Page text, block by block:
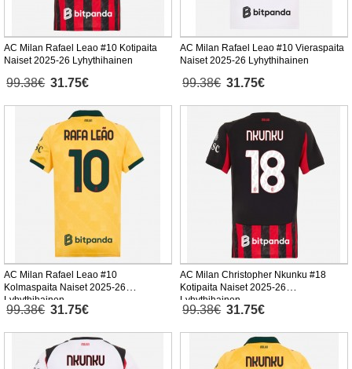
AC Milan Rafael Leao #10 Kotipaita
Naiset 2025-26 Lyhythihainen
99.38€ 31.75€
AC Milan Rafael Leao #10 Vieraspaita
Naiset 2025-26 Lyhythihainen
99.38€ 31.75€
AC Milan Rafael Leao #10
Kolmaspaita Naiset 2025-26
Lyhythihainen
99.38€ 31.75€
AC Milan Christopher Nkunku #18
Kotipaita Naiset 2025-26
Lyhythihainen
99.38€ 31.75€